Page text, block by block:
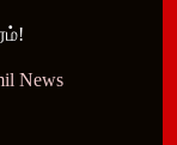
News